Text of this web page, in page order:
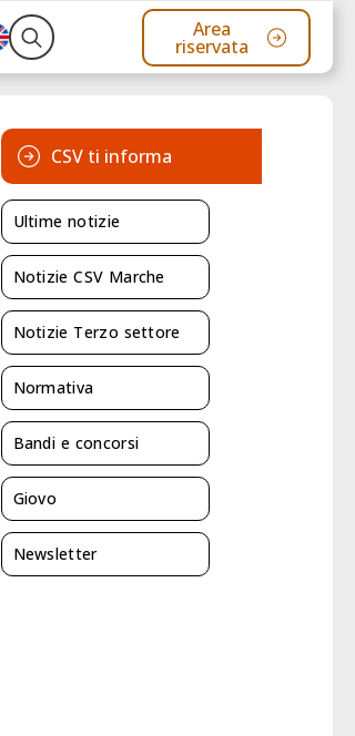
Search
Area
riservata
CSV ti informa
Ultime notizie
Notizie CSV Marche
Notizie Terzo settore
Normativa
Bandi e concorsi
Giovo
Newsletter